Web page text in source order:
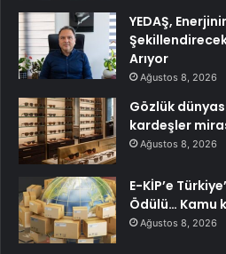
YEDAŞ,
Arıyor
Ağustos 8, 2026
Gözlük
kardeşler
Ağustos 8, 2026
E-KİP’e
Ödülü… Kamu
Ağustos 8, 2026